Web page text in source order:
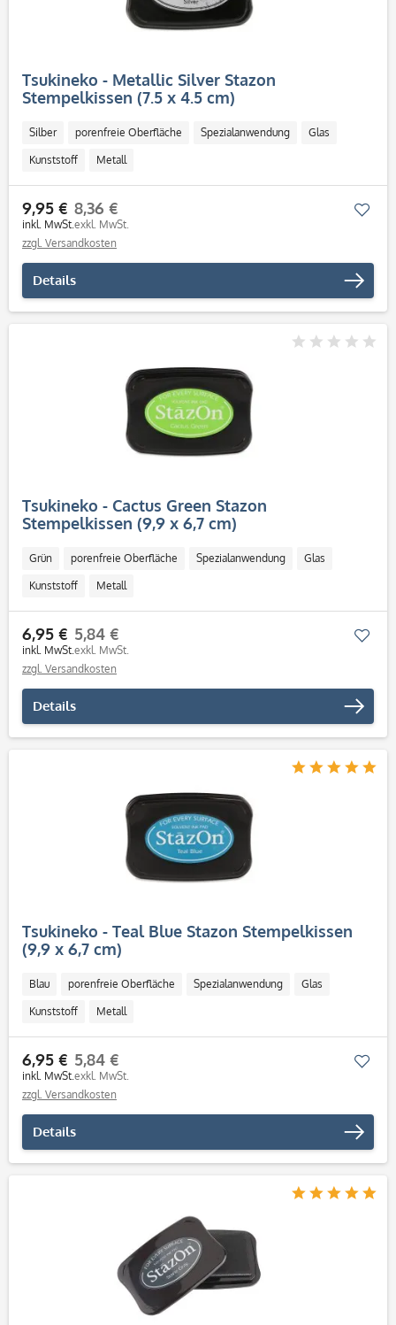
Tsukineko - Metallic Silver Stazon
Stempelkissen (7.5 x 4.5 cm)
Silber porenfreie Oberfläche Spezialanwendung Glas
Kunststoff Metall
9,95 €
inkl. MwSt.
8,36 €
exkl. MwSt.
zzgl. Versandkosten
Details
Tsukineko - Cactus Green Stazon
Stempelkissen (9,9 x 6,7 cm)
Grün porenfreie Oberfläche Spezialanwendung Glas
Kunststoff Metall
6,95 €
inkl. MwSt.
5,84 €
exkl. MwSt.
zzgl. Versandkosten
Details
Tsukineko - Teal Blue Stazon Stempelkissen
(9,9 x 6,7 cm)
Blau porenfreie Oberfläche Spezialanwendung Glas
Kunststoff Metall
6,95 €
inkl. MwSt.
5,84 €
exkl. MwSt.
zzgl. Versandkosten
Details